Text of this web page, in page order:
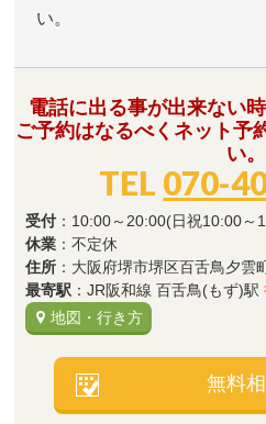
い。
電話に出る事が出来ない
ご予約はなるべくネット予
い。
TEL 070-
受付 ：10:00～20:00(日祝10:00～
休業 ：不定休
住所 ：大阪府堺市堺区百舌鳥夕雲
最寄駅 ：JR阪和線 百舌鳥(もず)駅
地図・行き方
無料